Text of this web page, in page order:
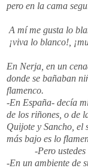
pero en la cama
A mí me gusta lo
¡viva lo blanco!,
En Nerja, en un
donde se bañaban
flamenco.
-En España- decía
de los riñones, o de
Quijote y Sancho, el
más bajo es lo
-Pero ustedes
-En un ambiente de